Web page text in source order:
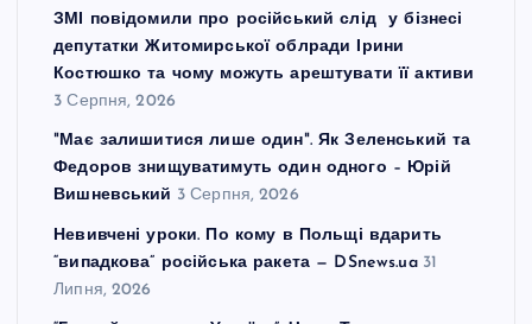
ЗМІ повідомили про російський слід у бізнесі
депутатки Житомирської облради Ірини
Костюшко та чому можуть арештувати її активи
3 Серпня, 2026
"Має залишитися лише один". Як Зеленський та
Федоров знищуватимуть один одного – Юрій
Вишневський 3 Серпня, 2026
Невивчені уроки. По кому в Польщі вдарить
“випадкова” російська ракета — DSnews.ua 31
Липня, 2026